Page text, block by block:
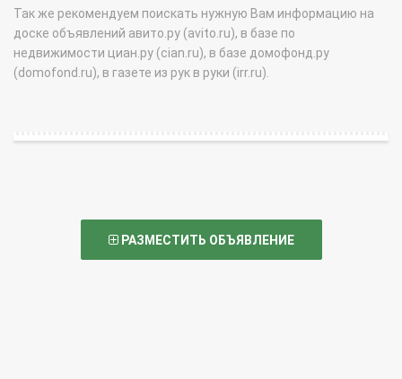
Так же рекомендуем поискать нужную Вам информацию на
доске объявлений авито.ру (avito.ru), в базе по
недвижимости циан.ру (cian.ru), в базе домофонд.ру
(domofond.ru), в газете из рук в руки (irr.ru).
РАЗМЕСТИТЬ ОБЪЯВЛЕНИЕ